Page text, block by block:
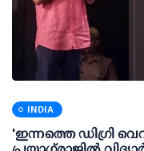
INDIA
'ഇന്നത്തെ ഡിഗ്രി